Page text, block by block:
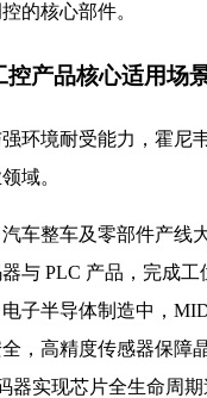
的核心部件。
控产品核心适用场
环境耐受能力，霍尼
域。
车整车及零部件产线
与 PLC 产品，完成工
子半导体制造中，
，高精度传感器保障
器实现芯片全生命周期